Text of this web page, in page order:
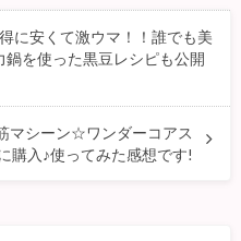
に安くて激ウマ！！誰でも美
を使った黒豆レシピも公開
マシーン☆ワンダーコアス
購入♪使ってみた感想です!